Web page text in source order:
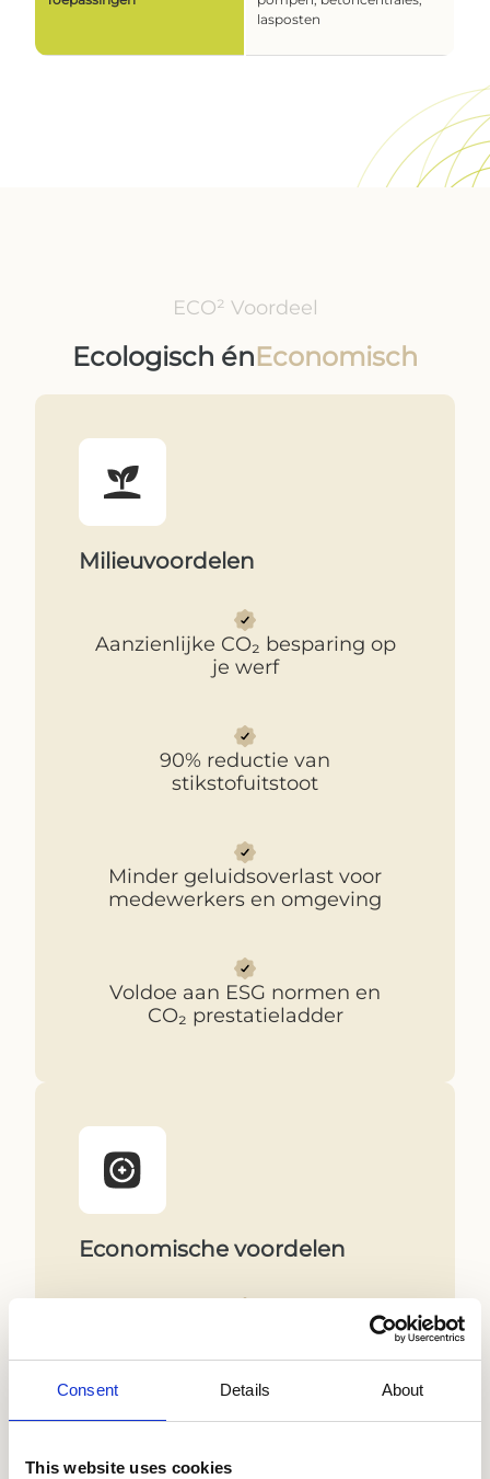
Consent Details About
This website uses cookies
lasposten
ECO² Voordeel
Ecologisch énEconomisch
Milieuvoordelen
Aanzienlijke CO₂ besparing op
je werf
90% reductie van
stikstofuitstoot
Minder geluidsoverlast voor
medewerkers en omgeving
Voldoe aan ESG normen en
CO₂ prestatieladder
Economische voordelen
Lagere operationele kosten
Minder brandstofverbruik